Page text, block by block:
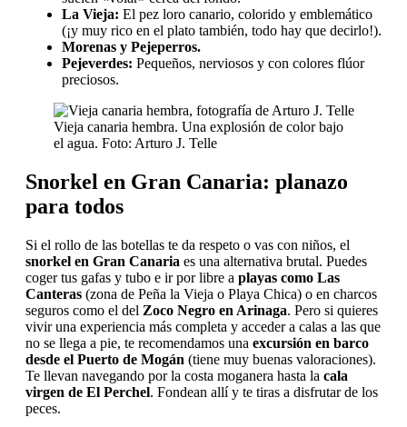
La Vieja: El pez loro canario, colorido y emblemático
(¡y muy rico en el plato también, todo hay que decirlo!).
Morenas y Pejeperros.
Pejeverdes: Pequeños, nerviosos y con colores flúor
preciosos.
Vieja canaria hembra. Una explosión de color bajo
el agua. Foto: Arturo J. Telle
Snorkel en Gran Canaria: planazo
para todos
Si el rollo de las botellas te da respeto o vas con niños, el
snorkel en Gran Canaria es una alternativa brutal. Puedes
coger tus gafas y tubo e ir por libre a playas como Las
Canteras (zona de Peña la Vieja o Playa Chica) o en charcos
seguros como el del Zoco Negro en Arinaga. Pero si quieres
vivir una experiencia más completa y acceder a calas a las que
no se llega a pie, te recomendamos una excursión en barco
desde el Puerto de Mogán (tiene muy buenas valoraciones).
Te llevan navegando por la costa moganera hasta la cala
virgen de El Perchel. Fondean allí y te tiras a disfrutar de los
peces.